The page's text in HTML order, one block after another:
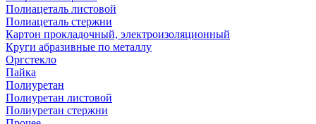
Полиацеталь листовой
Полиацеталь стержни
Картон прокладочный, электроизоляционный
Круги абразивные по металлу
Оргстекло
Пайка
Полиуретан
Полиуретан листовой
Полиуретан стержни